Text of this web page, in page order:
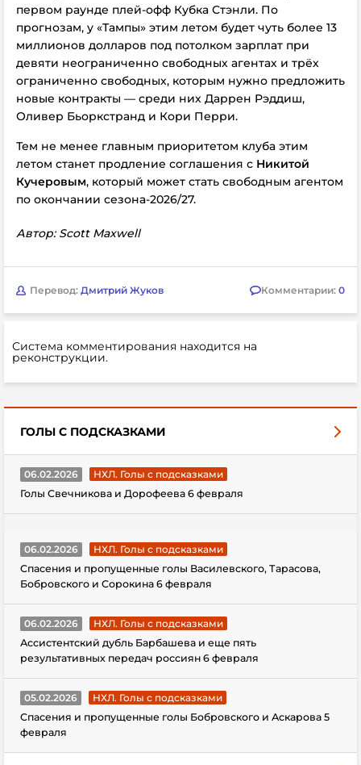
первом раунде плей-офф Кубка Стэнли. По
прогнозам, у «Тампы» этим летом будет чуть более 13
миллионов долларов под потолком зарплат при
девяти неограниченно свободных агентах и трёх
ограниченно свободных, которым нужно предложить
новые контракты — среди них Даррен Рэддиш,
Оливер Бьоркстранд и Кори Перри.
Тем не менее главным приоритетом клуба этим
летом станет продление соглашения с Никитой
Кучеровым, который может стать свободным агентом
по окончании сезона-2026/27.
Автор: Scott Maxwell
Перевод: Дмитрий Жуков Комментарии: 0
Система комментирования находится на
реконструкции.
ГОЛЫ С ПОДСКАЗКАМИ
06.02.2026
НХЛ. Голы с подсказками
Голы Свечникова и Дорофеева 6 февраля
06.02.2026
НХЛ. Голы с подсказками
Спасения и пропущенные голы Василевского, Тарасова,
Бобровского и Сорокина 6 февраля
06.02.2026
НХЛ. Голы с подсказками
Ассистентский дубль Барбашева и еще пять
результативных передач россиян 6 февраля
05.02.2026
НХЛ. Голы с подсказками
Спасения и пропущенные голы Бобровского и Аскарова 5
февраля